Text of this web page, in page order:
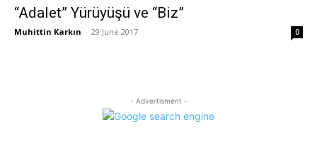
“Adalet” Yürüyüşü ve “Biz”
Muhittin Karkın - 29 June 2017 0
- Advertisment -